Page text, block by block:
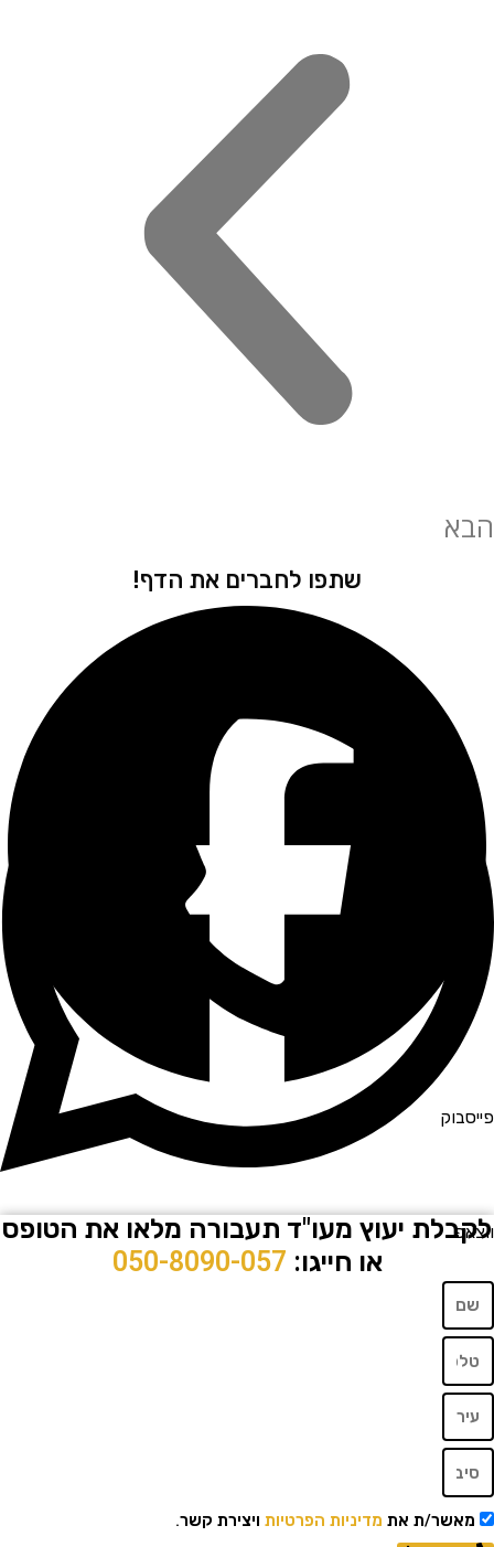
שתפו לחברים את הדף!
יעוץ מעו"ד תעבורה מלאו את הטופס
או חייגו:050-8090-057
ת אתמדיניות הפרטיותויצירת קשר.